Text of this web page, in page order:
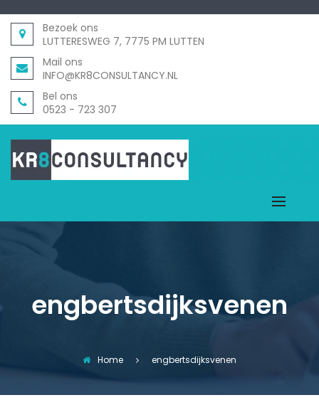
Bezoek ons
LUTTERESWEG 7, 7775 PM LUTTEN
Mail ons
INFO@KR8CONSULTANCY.NL
Bel ons
0523 - 723 307
engbertsdijksvenen
Home engbertsdijksvenen
BACK
OVER ONS
VACATURE
BACK
WAT WE DOEN
MANAGEMENT
BEGELEIDEN
ADVIES
VERBINDEN